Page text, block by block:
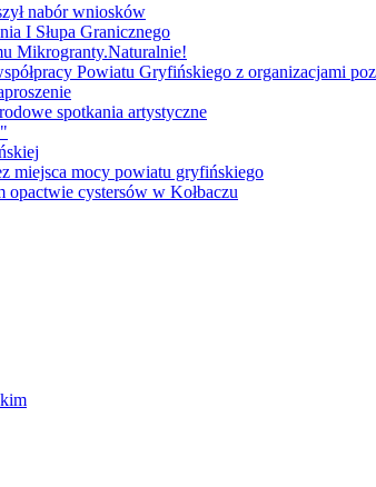
nabór wniosków
I Słupa Granicznego
Mikrogranty.Naturalnie!
Powiatu Gryfińskiego z organizacjami
spotkania artystyczne
miejsca mocy powiatu gryfińskiego
cystersów w Kołbaczu